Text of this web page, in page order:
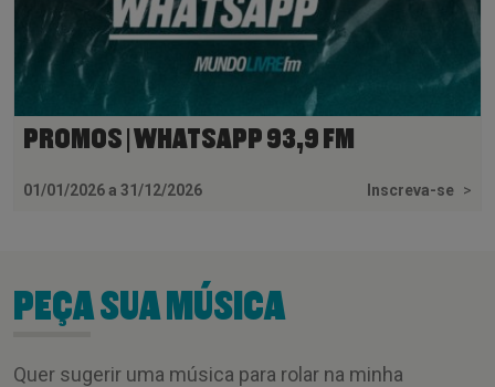
PROMOS | WHATSAPP 93,9 FM
01/01/2026 a 31/12/2026 Inscreva-se >
PEÇA SUA MÚSICA
Quer sugerir uma música para rolar na minha